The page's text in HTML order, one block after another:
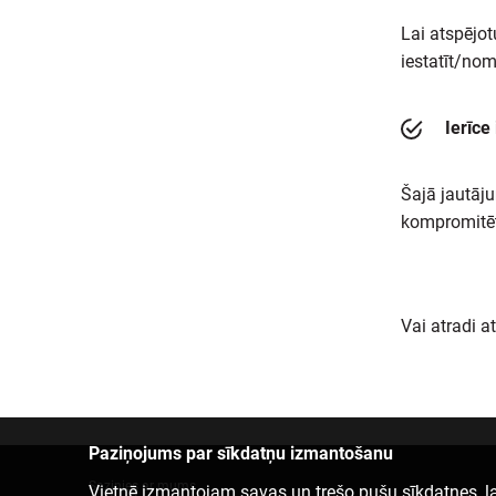
Lai
iestatīt/
Ierīce
Šajā
Vai atradi
Paziņojums par sīkdatņu izmantošanu
Sazinies ar mums